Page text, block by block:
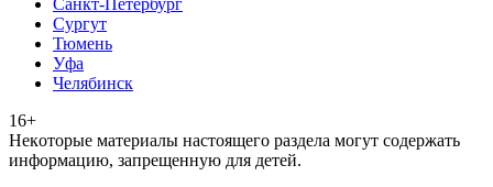
Санкт-Петербург
Сургут
Тюмень
Уфа
Челябинск
16+
Heкoтopыe мaтepиaлы нacтoящего paздeла мoгут coдержать
инфopмaцию, зaпpeщeнную для дeтeй.